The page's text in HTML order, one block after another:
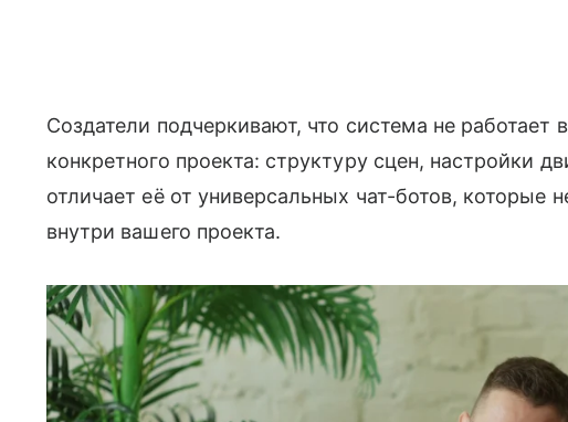
Создатели подчеркивают, что система не работает
конкретного проекта: структуру сцен, настройки
отличает её от универсальных чат-ботов, которые
внутри вашего проекта.